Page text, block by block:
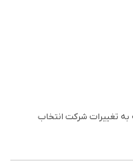
به تغییرات شرکت انتخاب